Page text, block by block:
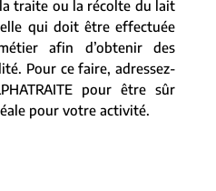
traite ou la récolte du lait
qui doit être effectuée
afin d’obtenir des
Pour ce faire, adressez-
pour être sûr
pour votre activité.